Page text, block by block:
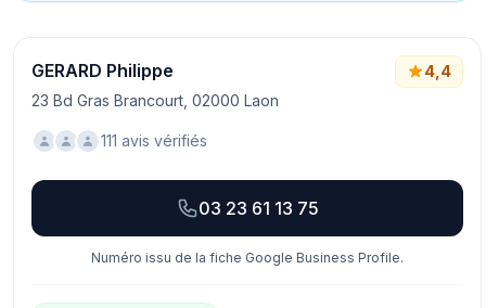
GERARD Philippe
23 Bd Gras Brancourt, 02000 Laon
4,4
111 avis vérifiés
03 23 61 13 75
Numéro issu de la fiche Google Business Profile.